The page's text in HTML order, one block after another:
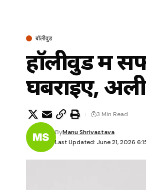
बॉलीवुड
हॉलीवुड में
घबराइए,
Last Updated: June 21, 2026
ByManu Shrivastava
3 Min Read